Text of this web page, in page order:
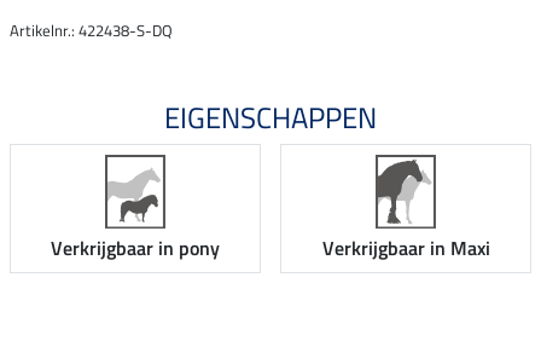
Artikelnr.: 422438-S-DQ
EIGENSCHAPPEN
Verkrijgbaar in pony Verkrijgbaar in Maxi